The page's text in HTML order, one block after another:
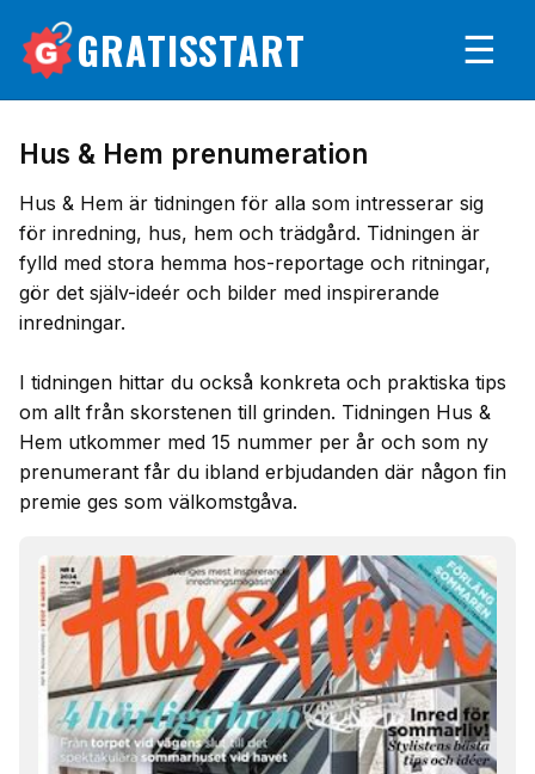
GRATISSTART ☰
Hus & Hem prenumeration
Hus & Hem är tidningen för alla som intresserar sig
för inredning, hus, hem och trädgård. Tidningen är
fylld med stora hemma hos-reportage och ritningar,
gör det själv-ideér och bilder med inspirerande
inredningar.
I tidningen hittar du också konkreta och praktiska tips
om allt från skorstenen till grinden. Tidningen Hus &
Hem utkommer med 15 nummer per år och som ny
prenumerant får du ibland erbjudanden där någon fin
premie ges som välkomstgåva.